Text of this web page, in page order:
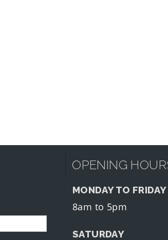
OPENING
MONDAY TO FRIDAY
8am to 5pm
SATURDAY